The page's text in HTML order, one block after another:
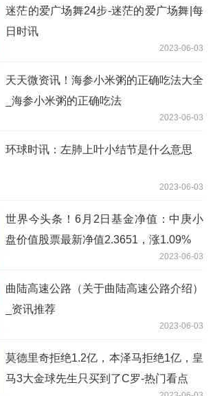
迷茫的爱广场舞24步-迷茫的爱广场舞|每
日时讯
2023-06-03
天天微资讯！海参小米粥的正确吃法大全
_海参小米粥的正确吃法
2023-06-03
环球时讯：左肺上叶小结节是什么意思
2023-06-03
世界今头条！6月2日基金净值：中庚小
盘价值股票最新净值2.3651，涨1.09%
2023-06-03
曲陆高速公路（关于曲陆高速公路介绍）
_资讯推荐
2023-06-03
莫德里奇拒绝1.2亿，本泽马拒绝1亿，皇
马3大金球先生只买到了C罗-热门看点